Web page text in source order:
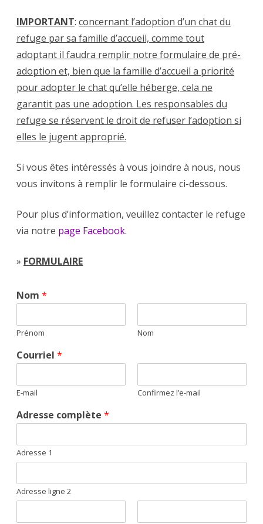
IMPORTANT: concernant l’adoption d’un chat du
refuge par sa famille d’accueil, comme tout
adoptant il faudra remplir notre formulaire de pré-
adoption et, bien que la famille d’accueil a priorité
pour adopter le chat qu’elle héberge, cela ne
garantit pas une adoption. Les responsables du
refuge se réservent le droit de refuser l’adoption si
elles le jugent approprié.
Si vous êtes intéressés à vous joindre à nous, nous
vous invitons à remplir le formulaire ci-dessous.
Pour plus d’information, veuillez contacter le refuge
via notre page Facebook.
» FORMULAIRE
Nom *
Prénom Nom
Courriel *
E-mail Confirmez l’e-mail
Adresse complète *
Adresse 1
Adresse ligne 2